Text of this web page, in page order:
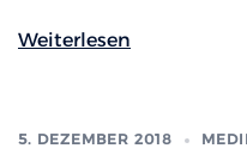
Weiterlesen
5. DEZEMBER 2018